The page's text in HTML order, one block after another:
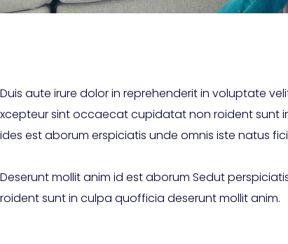
Duis aute irure dolor in reprehenderit in voluptate
xcepteur sint occaecat cupidatat non roident sunt
ides est aborum erspiciatis unde omnis iste natus
Deserunt mollit anim id est aborum Sedut
roident sunt in culpa quofficia deserunt mollit anim.